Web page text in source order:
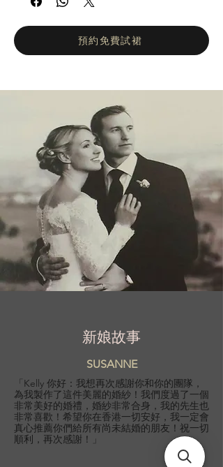
前衛風格。所有禮服均採用透視裙擺和華麗細
品牌。自 2013 年進軍國際市場以來，BERTA
以創紀錄的速度迅速成為家喻戶曉的品牌。
預約免費試裙
新娘故事
SUSANNE
「Kelly 你好：我想再次感謝你和你的團隊，
為我製作了這件美麗的婚紗！我們度過了一個
非常美好的婚禮，婚紗非常合身，我的先生也
非常喜歡！希望你在香港一切安好，我一定會
真心推薦你們給所有尚未結婚的朋友！祝一切
順利，再次感謝！」